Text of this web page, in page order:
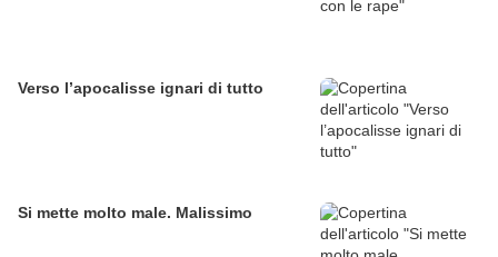
Verso l’apocalisse ignari di tutto
Si mette molto male. Malissimo